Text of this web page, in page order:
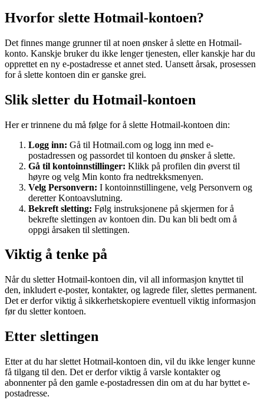
Hvorfor slette Hotmail-kontoen?
Det finnes mange grunner til at noen ønsker å slette en Hotmail-
konto. Kanskje bruker du ikke lenger tjenesten, eller kanskje har du
opprettet en ny e-postadresse et annet sted. Uansett årsak, prosessen
for å slette kontoen din er ganske grei.
Slik sletter du Hotmail-kontoen
Her er trinnene du må følge for å slette Hotmail-kontoen din:
Logg inn: Gå til Hotmail.com og logg inn med e-
postadressen og passordet til kontoen du ønsker å slette.
Gå til kontoinnstillinger: Klikk på profilen din øverst til
høyre og velg Min konto fra nedtrekksmenyen.
Velg Personvern: I kontoinnstillingene, velg Personvern og
deretter Kontoavslutning.
Bekreft sletting: Følg instruksjonene på skjermen for å
bekrefte slettingen av kontoen din. Du kan bli bedt om å
oppgi årsaken til slettingen.
Viktig å tenke på
Når du sletter Hotmail-kontoen din, vil all informasjon knyttet til
den, inkludert e-poster, kontakter, og lagrede filer, slettes permanent.
Det er derfor viktig å sikkerhetskopiere eventuell viktig informasjon
før du sletter kontoen.
Etter slettingen
Etter at du har slettet Hotmail-kontoen din, vil du ikke lenger kunne
få tilgang til den. Det er derfor viktig å varsle kontakter og
abonnenter på den gamle e-postadressen din om at du har byttet e-
postadresse.